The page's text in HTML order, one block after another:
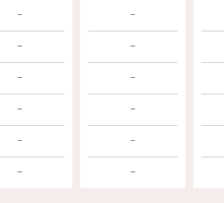
－
－
－
－
－
－
－
－
－
－
－
－